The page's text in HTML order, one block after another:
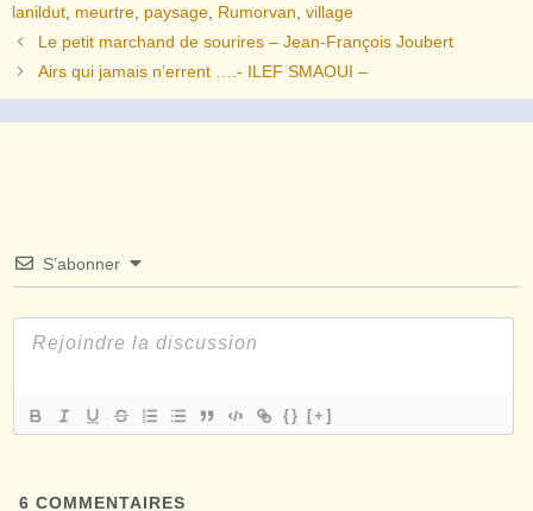
lanildut meurtre paysage Rumorvan village
Le petit marchand de sourires – Jean-François Joubert
Airs qui jamais n’errent ….- ILEF SMAOUI –
S’abonner
{} [+]
6 COMMENTAIRES